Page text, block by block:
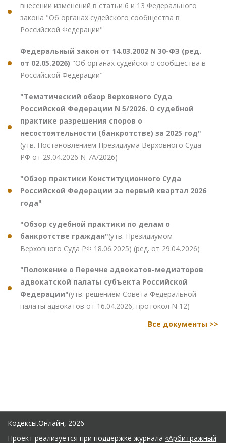
внесении изменений в статьи 6 и 13 Федерального
закона "Об органах судейского сообщества в
Российской Федерации"
Федеральный закон от 14.03.2002 N 30-ФЗ (ред.
от 02.05.2026) "Об органах судейского сообщества в
Российской Федерации"
"Тематический обзор Верховного Суда
Российской Федерации N 5/2026. О судебной
практике разрешения споров о
несостоятельности (банкротстве) за 2025 год"
(утв. Постановлением Президиума Верховного Суда
РФ от 29.04.2026 N 7А/2026)
"Обзор практики Конституционного Суда
Российской Федерации за первый квартал 2026
года"
"Обзор судебной практики по делам о
банкротстве граждан"(утв. Президиумом
Верховного Суда РФ 18.06.2025) (ред. от 29.04.2026)
"Положение о Перечне адвокатов-медиаторов
адвокатской палаты субъекта Российской
Федерации"(утв. решением Совета Федеральной
палаты адвокатов от 16.04.2026, протокол N 12)
Все документы >>
Кодексы.Онлайн, 2026
Проект реализуется при поддержке журнала «Арбитражный